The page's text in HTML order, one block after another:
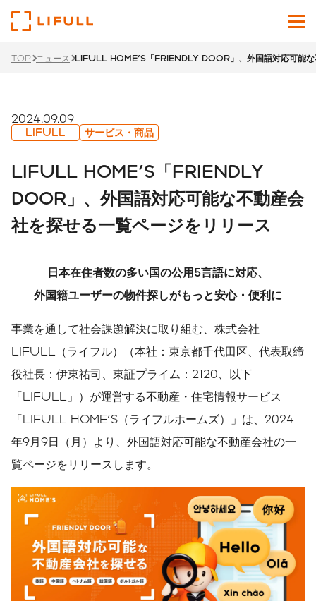
Japanese English
サービス
サステナビリティ
TOP ニュース LIFULL HOME'S「FRIENDLY DOOR」、外国語対応可能な
2024.09.09
LIFULL サービス・商品
LIFULL HOME'S「FRIENDLY
DOOR」、外国語対応可能な不動産会
社を探せる一覧ページをリリース
日本在住者数の多い国の公用5言語に対応、
外国籍ユーザーの物件探しがもっと安心・便利に
事業を通して社会課題解決に取り組む、株式会社
LIFULL（ライフル）（本社：東京都千代田区、代表取締
役社長：伊東祐司、東証プライム：2120、以下
「LIFULL」）が運営する不動産・住宅情報サービス
「LIFULL HOME'S（ライフルホームズ）」は、2024
年9月9日（月）より、外国語対応可能な不動産会社の一
覧ページをリリースします。